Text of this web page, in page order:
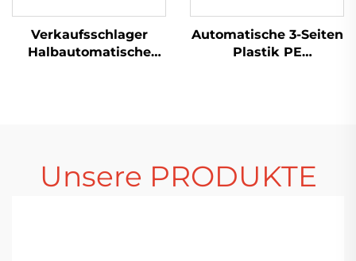
Verkaufsschlager
Halbautomatische
Automatische 3-Seiten
Plastik PE
Unsere PRODUKTE